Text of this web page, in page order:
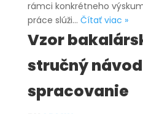
rámci konkrétneho
práce slúži… Čítať viac »
časť
Vzor
stručný
spracovanie